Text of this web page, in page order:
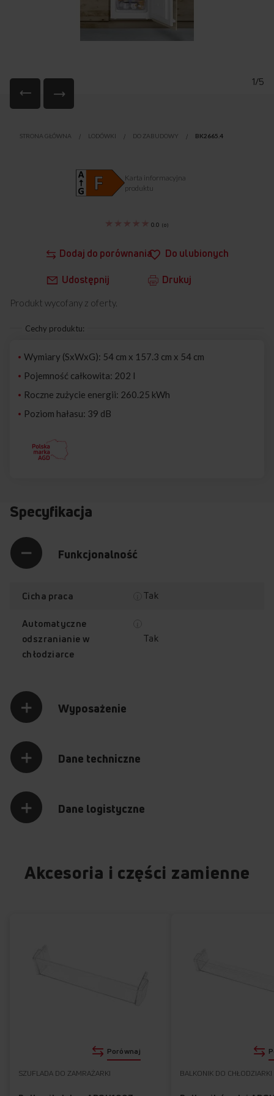
1/5
początek
STRONA GŁÓWNA LODÓWKI DO ZABUDOWY BK2665.4
Dodaj do porównania Do ulubionych
Udostępnij Drukuj
0.0 (0)
Karta informacyjna
produktu
Produkt wycofany z oferty.
Cechy produktu:
Wymiary (SxWxG): 54 cm x 157.3 cm x 54 cm
Pojemność całkowita: 202 l
Roczne zużycie energii: 260.25 kWh
Poziom hałasu: 39 dB
Specyfikacja
Funkcjonalność
Cicha praca Tak
Automatyczne
odszranianie w
chłodziarce
Tak
Wyposażenie
Dane techniczne
Dane logistyczne
Akcesoria i części zamienne
SZUFLADA DO ZAMRAŻARKI
Porównaj
BALKONIK DO CHŁODZIARKI